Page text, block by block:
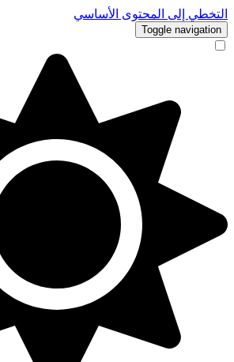
التخطي إلى المحتوى الأساسي
Toggle navigation